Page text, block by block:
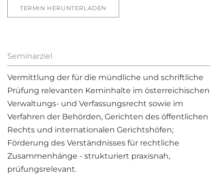
TERMIN HERUNTERLADEN
Seminarziel
Vermittlung der für die mündliche und schriftliche
Prüfung relevanten Kerninhalte im österreichischen
Verwaltungs- und Verfassungsrecht sowie im
Verfahren der Behörden, Gerichten des öffentlichen
Rechts und internationalen Gerichtshöfen;
Förderung des Verständnisses für rechtliche
Zusammenhänge - strukturiert praxisnah,
prüfungsrelevant.